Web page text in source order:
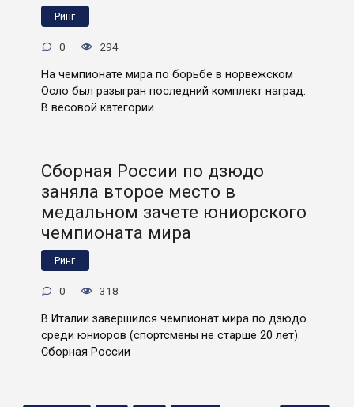
Ринг
0 294
На чемпионате мира по борьбе в норвежском
Осло был разыгран последний комплект наград.
В весовой категории
Сборная России по дзюдо
заняла второе место в
медальном зачете юниорского
чемпионата мира
Ринг
0 318
В Италии завершился чемпионат мира по дзюдо
среди юниоров (спортсмены не старше 20 лет).
Сборная России